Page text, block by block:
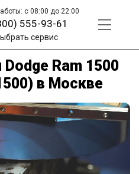
с 08:00 до 22:00
555-93-61
сервис
Ram 1500
в Москве